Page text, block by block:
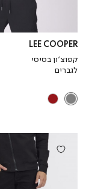
LEE COOPER
קפוצ’ון בסיסי
לגברים